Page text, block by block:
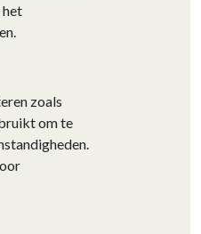
het
zoals
om te